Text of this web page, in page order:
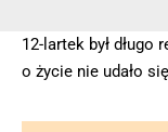
12-lartek był długo
o życie nie udało